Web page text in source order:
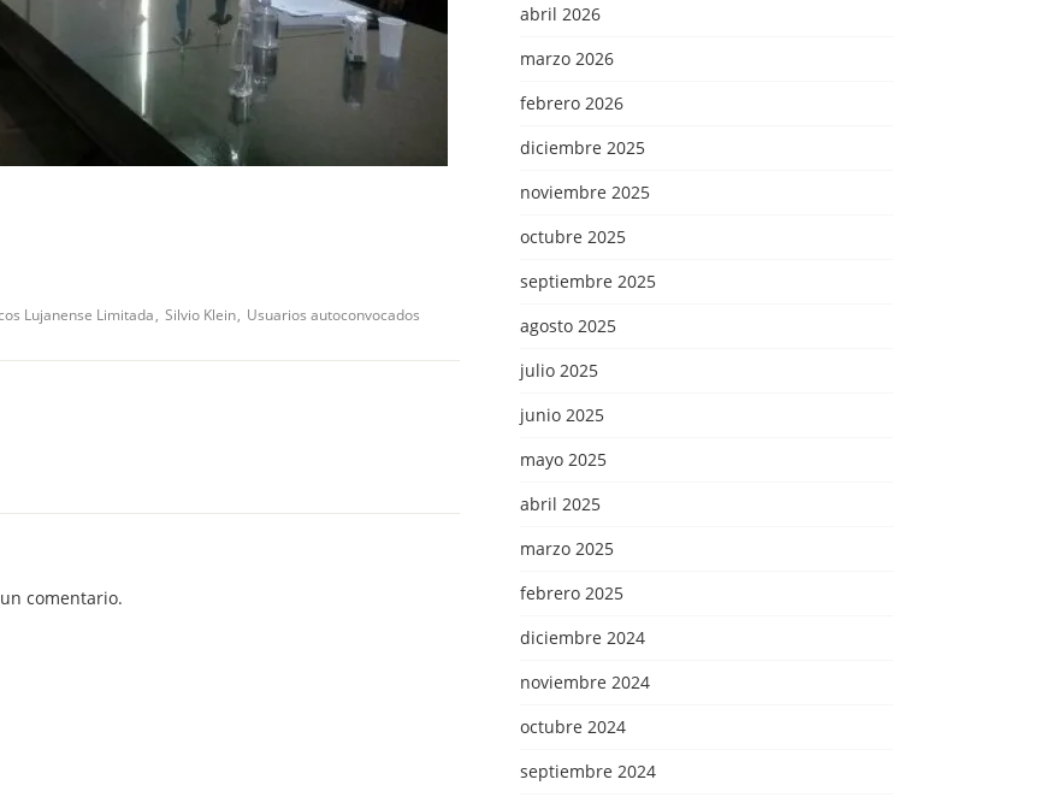
Lujanense Limitada Silvio Klein Usuarios autoconvocados
comentario.
abril 2026
marzo 2026
febrero 2026
diciembre 2025
noviembre 2025
octubre 2025
septiembre 2025
agosto 2025
julio 2025
junio 2025
mayo 2025
abril 2025
marzo 2025
febrero 2025
diciembre 2024
noviembre 2024
octubre 2024
septiembre 2024